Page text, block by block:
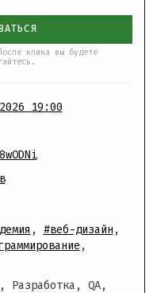
клика вы будете
19:00
, #веб-дизайн ,
,
Разработка, QA,